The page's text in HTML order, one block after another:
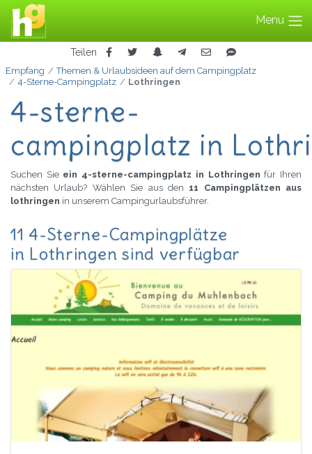
Menu
Teilen
Empfang
Themen & Urlaubsideen auf dem Campingplatz
4-Sterne-Campingplatz
Lothringen
4-sterne-
campingplatz in
Suchen Sie ein 4-sterne-campingplatz in Lothringenfür Ihren
nächsten Urlaub? Wählen Sie aus den 11 Campingplätzen aus
lothringen in unserem Campingurlaubsführer.
11 4-Sterne-Campingplätze
in Lothringen sind verfügbar